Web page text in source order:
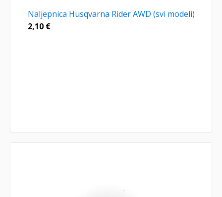
Naljepnica Husqvarna Rider AWD (svi modeli)
2,10 €